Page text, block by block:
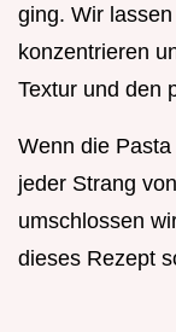
ging. Wir
konzentrieren
Textur und den
Wenn die
jeder Strang
umschlossen
dieses Rezept